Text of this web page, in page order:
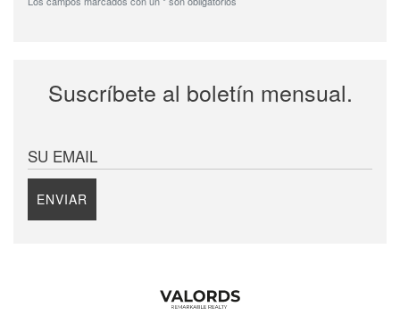
Suscríbete al boletín mensual.
SU EMAIL
ENVIAR